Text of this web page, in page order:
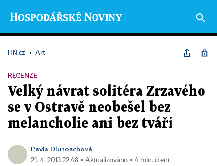
HN.cz › Art
RECENZE
Velký návrat solitéra Zrzavého
se v Ostravě neobešel bez
melancholie ani bez tváří
Pavla Dluhoschová
21. 4. 2013 22:48 ▪ Aktualizováno ▪ 4 min. čtení